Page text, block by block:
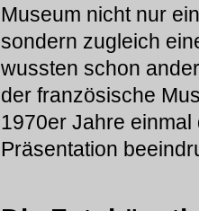
Museum nicht nur
sondern zugleich
wussten schon
der französische
1970er Jahre
Präsentation